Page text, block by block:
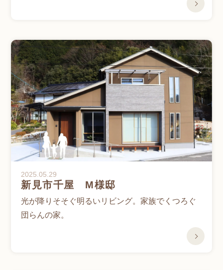
2025.05.29
新見市千屋 M様邸
光が降りそそぐ明るいリビング。家族でくつろぐ
団らんの家。